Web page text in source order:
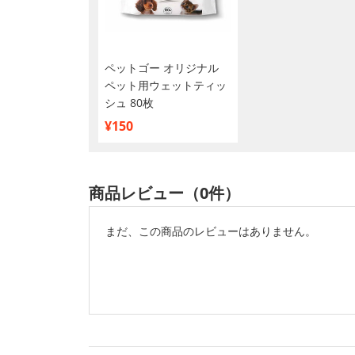
ペットゴー オリジナル
ペット用ウェットティッ
シュ 80枚
¥150
商品レビュー（0件）
まだ、この商品のレビューはありません。